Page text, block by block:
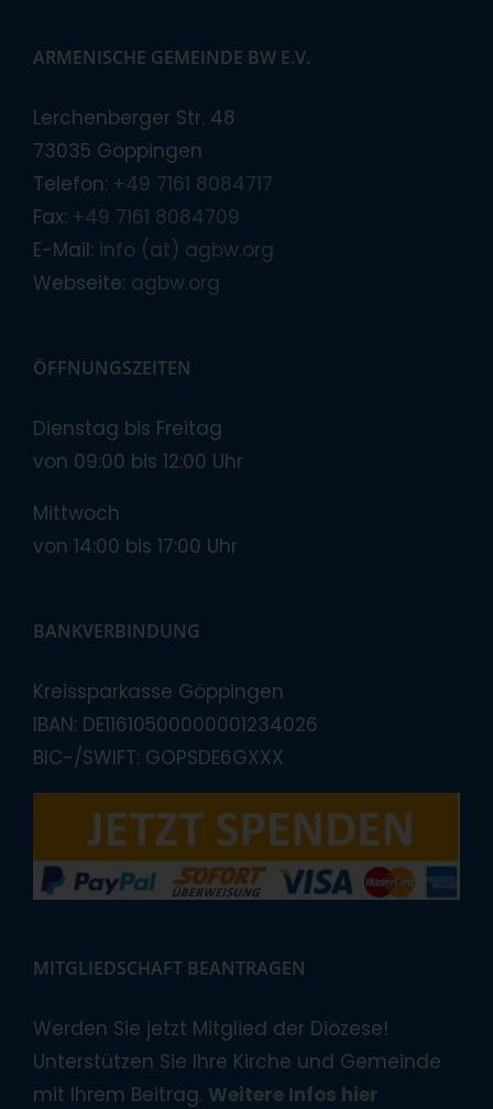
ARMENISCHE GEMEINDE BW E.V.
Lerchenberger Str. 48
73035 Göppingen
Telefon: +49 7161 8084717
Fax: +49 7161 8084709
E-Mail: info (at) agbw.org
Webseite: agbw.org
ÖFFNUNGSZEITEN
Dienstag bis Freitag
von 09:00 bis 12:00 Uhr
Mittwoch
von 14:00 bis 17:00 Uhr
BANKVERBINDUNG
Kreissparkasse Göppingen
IBAN: DE11610500000001234026
BIC-/SWIFT: GOPSDE6GXXX
MITGLIEDSCHAFT BEANTRAGEN
Werden Sie jetzt Mitglied der Diözese!
Unterstützen Sie Ihre Kirche und Gemeinde
mit Ihrem Beitrag. Weitere Infos hier